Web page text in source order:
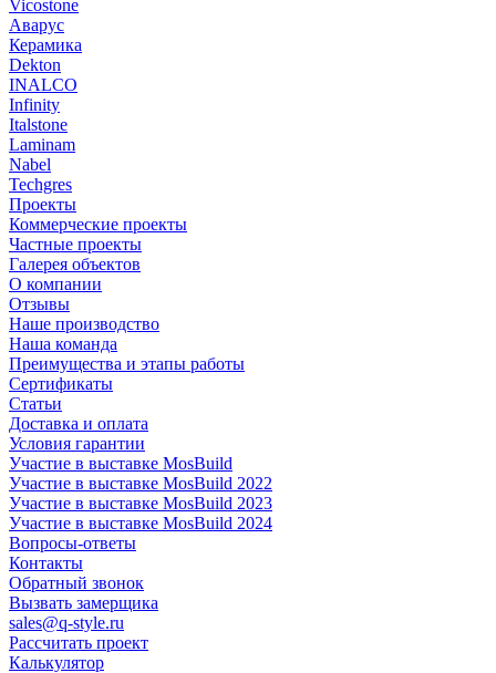
Vicostone
Аварус
Керамика
Dekton
INALCO
Infinity
Italstone
Laminam
Nabel
Techgres
Проекты
Коммерческие проекты
Частные проекты
Галерея объектов
О компании
Отзывы
Наше производство
Наша команда
Преимущества и этапы работы
Сертификаты
Статьи
Доставка и оплата
Условия гарантии
Участие в выставке MosBuild
Участие в выставке MosBuild 2022
Участие в выставке MosBuild 2023
Участие в выставке MosBuild 2024
Вопросы-ответы
Контакты
Обратный звонок
Вызвать замерщика
sales@q-style.ru
Рассчитать проект
Калькулятор